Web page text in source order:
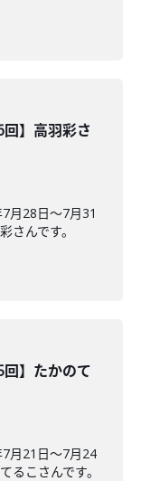
回】高羽彩さ
月28日〜7月31
さんです。
回】たかのて
月21日〜7月24
るこさんです。